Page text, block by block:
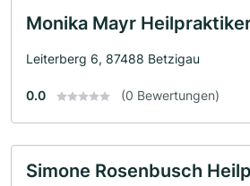
Monika Mayr
Leiterberg 6, 87488 Betzigau
0.0 (0 Bewertungen)
Simone Rosenbusch